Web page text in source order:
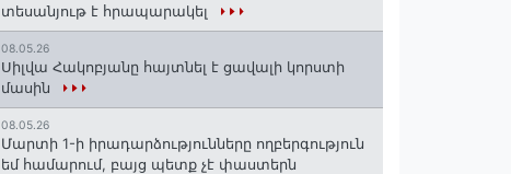
տեսանյութ է հրապարակել
08.05.26
Սիլվա Հակոբյանը հայտնել է ցավալի կորստի
մասին
08.05.26
Մարտի 1-ի իրադարձությունները ողբերգություն
եմ համարում, բայց պետք չէ փաստերն